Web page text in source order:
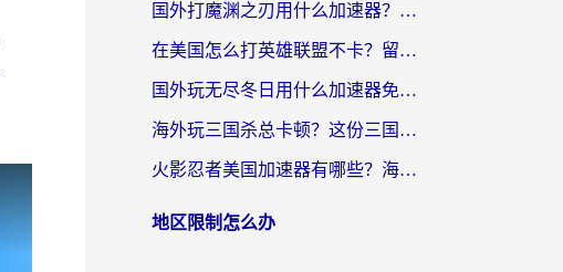
国外打魔渊之刃用什么加速器？2026海外玩家国服游戏加速全攻略（附闪耀暖暖&复苏的魔女避坑指南）
在美国怎么打英雄联盟不卡？留学生亲测的国服游戏加速全攻略
国外玩无尽冬日用什么加速器免费？海外党国服游戏加速避坑指南
海外玩三国杀总卡顿？这份三国杀游戏加速器指南帮你告别延迟烦恼
火影忍者美国加速器有哪些？海外党亲测的国服游戏加速全攻略（含菲律宾玩三国之刃守望黎明技巧）
地区限制怎么办